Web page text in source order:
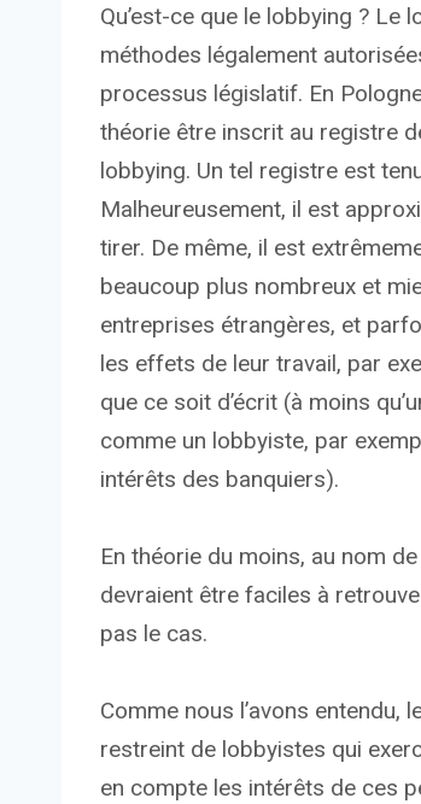
Qu’est-ce que le lobbying ?
méthodes légalement
processus législatif. En
théorie être inscrit au registre
lobbying. Un tel registre est
Malheureusement, il est
tirer. De même, il est
beaucoup plus nombreux et
entreprises étrangères, et
les effets de leur travail, par
que ce soit d’écrit (à moins
comme un lobbyiste, par
intérêts des banquiers).
En théorie du moins, au nom
devraient être faciles à
pas le cas.
Comme nous l’avons
restreint de lobbyistes qui
en compte les intérêts de ces